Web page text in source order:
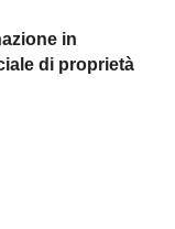
in
di proprietà